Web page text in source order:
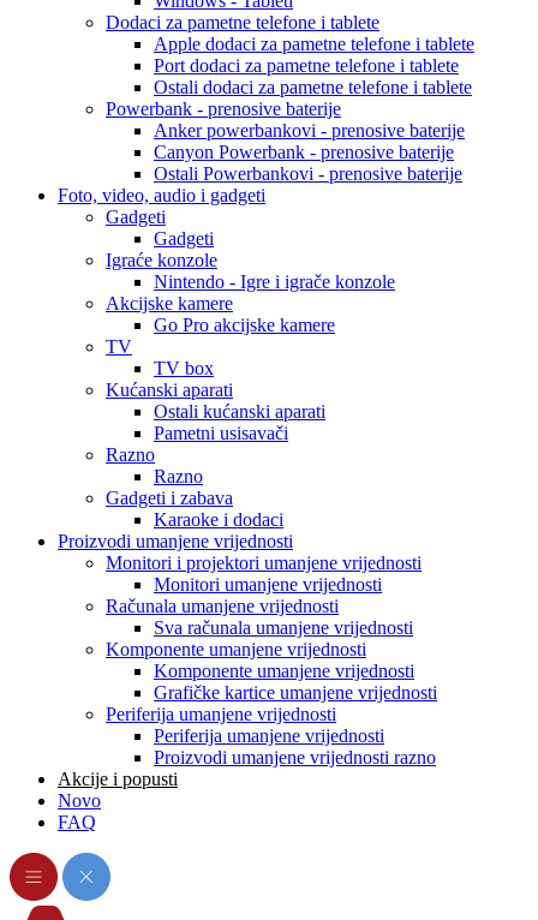
Dodaci za pametne telefone i tablete
Apple dodaci za pametne telefone i tablete
Port dodaci za pametne telefone i tablete
Ostali dodaci za pametne telefone i tablete
Powerbank - prenosive baterije
Anker powerbankovi - prenosive baterije
Canyon Powerbank - prenosive baterije
Ostali Powerbankovi - prenosive baterije
Foto, video, audio i gadgeti
Gadgeti
Gadgeti
Igraće konzole
Nintendo - Igre i igrače konzole
Akcijske kamere
Go Pro akcijske kamere
TV
TV box
Kućanski aparati
Ostali kućanski aparati
Pametni usisavači
Razno
Razno
Gadgeti i zabava
Karaoke i dodaci
Proizvodi umanjene vrijednosti
Monitori i projektori umanjene vrijednosti
Monitori umanjene vrijednosti
Računala umanjene vrijednosti
Sva računala umanjene vrijednosti
Komponente umanjene vrijednosti
Komponente umanjene vrijednosti
Grafičke kartice umanjene vrijednosti
Periferija umanjene vrijednosti
Periferija umanjene vrijednosti
Proizvodi umanjene vrijednosti razno
Akcije i popusti
Novo
FAQ